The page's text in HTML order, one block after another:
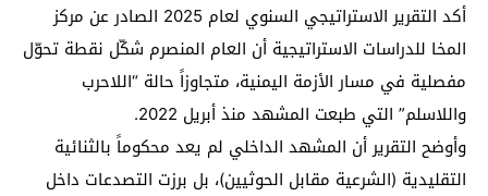
أكد التقرير الاستراتيجي السنوي لعام 2025 الصادر عن مركز
المخا للدراسات الاستراتيجية أن العام المنصرم شكّل نقطة تحوّل
مفصلية في مسار الأزمة اليمنية، متجاوزاً حالة “اللاحرب
واللاسلم” التي طبعت المشهد منذ أبريل 2022.
وأوضح التقرير أن المشهد الداخلي لم يعد محكوماً بالثنائية
التقليدية (الشرعية مقابل الحوثيين)، بل برزت التصدعات داخل